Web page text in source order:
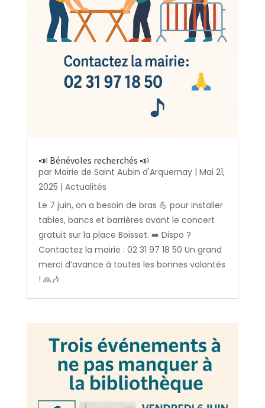
📣 Bénévoles recherchés 📣
par Mairie de Saint Aubin d'Arquernay| Mai 21,
2025 | Actualités
Le 7 juin, on a besoin de bras 💪 pour installer
tables, bancs et barrières avant le concert
gratuit sur la place Boisset. ➡️ Dispo ?
Contactez la mairie : 02 31 97 18 50 Un grand
merci d’avance à toutes les bonnes volontés
! 🙏🎶